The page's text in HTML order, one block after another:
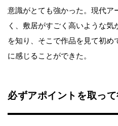
意識がとても強かった。現代ア
く、敷居がすごく高いような気
を知り、そこで作品を見て初
に感じることができた。
必ずアポイントを取っ